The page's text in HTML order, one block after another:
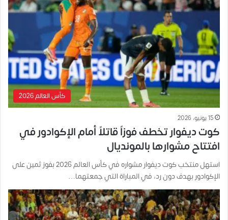
كأس العالم 2026
15 يونيو، 2026
كوت ديفوار تخطف فوزاً قاتلاً أمام الإكوادور في
افتتاح مشوارها بالمونديال
استهل منتخب كوت ديفوار مشواره في كأس العالم 2026 بفوز ثمين على
الإكوادور بهدف دون رد، في المباراة التي جمعتهما…